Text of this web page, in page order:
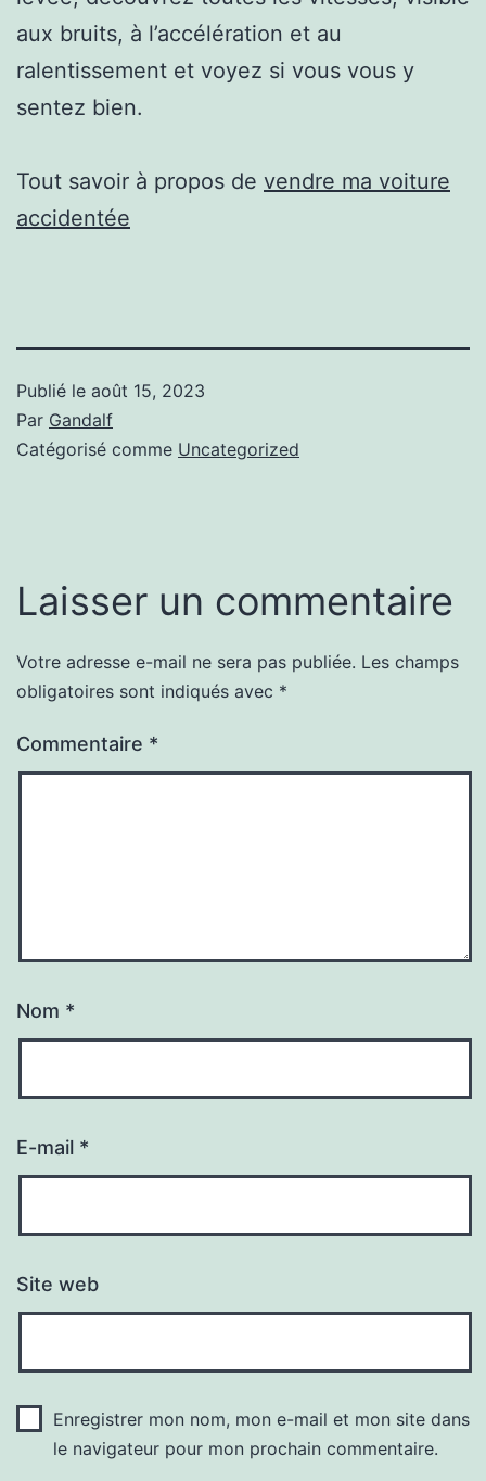
aux bruits, à l’accélération et au
ralentissement et voyez si vous vous y
sentez bien.
Tout savoir à propos de vendre ma voiture
accidentée
Publié le août 15, 2023
Par Gandalf
Catégorisé comme Uncategorized
Laisser un commentaire
Votre adresse e-mail ne sera pas publiée. Les champs
obligatoires sont indiqués avec *
Commentaire *
Nom *
E-mail *
Site web
Enregistrer mon nom, mon e-mail et mon site dans
le navigateur pour mon prochain commentaire.